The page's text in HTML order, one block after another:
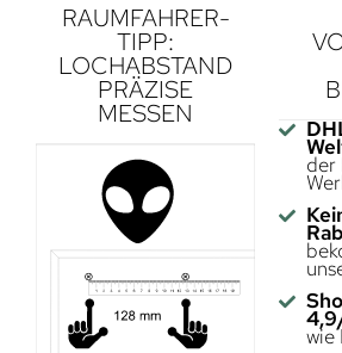
RAUMFAHRER-
TIPP:
LOCHABSTAND
PRÄZISE
MESSEN
der
wie